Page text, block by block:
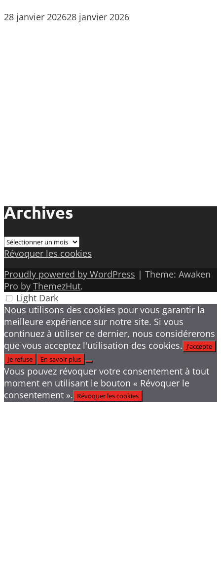
28 janvier 202628 janvier 2026
Archives
Archives
Révoquer les cookies
Proudly powered by WordPress | Theme: Awaken
Pro by ThemezHut.
Light Dark
Nous utilisons des cookies pour vous garantir la
meilleure expérience sur notre site. Si vous
continuez à utiliser ce dernier, nous considérerons
que vous acceptez l'utilisation des cookies. J'accepte
Je refuse
En savoir plus
Vous pouvez révoquer votre consentement à tout
moment en utilisant le bouton « Révoquer le
consentement ». Révoquer les cookies